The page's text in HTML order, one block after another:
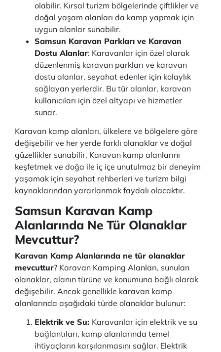
olabilir. Kırsal turizm bölgelerinde çiftlikler ve
doğal yaşam alanları da kamp yapmak için
uygun alanlar sunabilir.
Samsun Karavan Parkları ve Karavan
Dostu Alanlar: Karavanlar için özel olarak
düzenlenmiş karavan parkları ve karavan
dostu alanlar, seyahat edenler için kolaylık
sağlayan yerlerdir. Bu tür alanlar, karavan
kullanıcıları için özel altyapı ve hizmetler
sunar.
Karavan kamp alanları, ülkelere ve bölgelere göre
değişebilir ve her yerde farklı olanaklar ve doğal
güzellikler sunabilir. Karavan kamp alanlarını
keşfetmek ve doğa ile iç içe unutulmaz bir deneyim
yaşamak için seyahat rehberleri ve turizm bilgi
kaynaklarından yararlanmak faydalı olacaktır.
Samsun Karavan Kamp
Alanlarında Ne Tür Olanaklar
Mevcuttur?
Karavan Kamp Alanlarında ne tür olanaklar
mevcuttur? Karavan Kamping Alanları, sunulan
olanaklar, alanın türüne ve konumuna bağlı olarak
değişebilir. Ancak genellikle karavan kamp
alanlarında aşağıdaki türde olanaklar bulunur:
Elektrik ve Su: Karavanlar için elektrik ve su
bağlantıları, kamp alanlarında temel
ihtiyaçların karşılanmasını sağlar. Elektrik